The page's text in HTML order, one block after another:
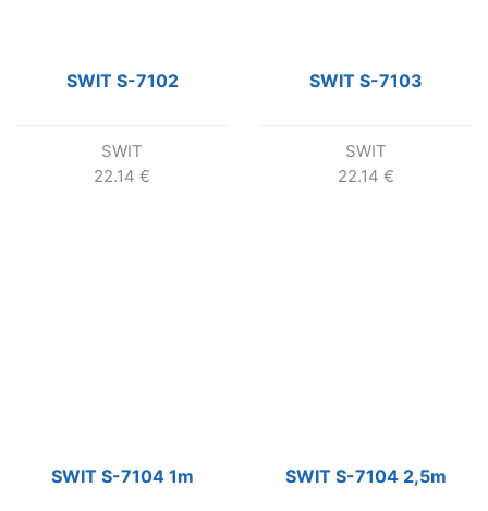
SWIT S-7102
SWIT
22.14 €
SWIT S-7103
SWIT
22.14 €
SWIT S-7104 1m SWIT S-7104 2,5m